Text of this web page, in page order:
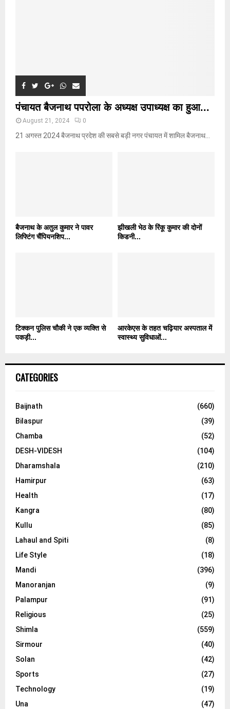
पंचायत बैजनाथ पपरोला के अध्यक्ष उपाध्यक्ष का हुआ...
August 21, 2024 0
21 अगस्त 2024 बैजनाथ प्रदेश की सबसे बड़ी नगर पंचायत में शामिल बैजनाथ...
बैजनाथ के अतुल कुमार ने पावर
लिफ्टिंग चैंपियनशिप...
झीखली भेठ के रिंकू कुमार की दोनों
किडनी...
टिक्कन पुलिस चौकी ने एक व्यक्ति से
पकड़ी...
आरकेएस के तहत चढ़ियार अस्पताल में
स्वास्थ्य सुविधाओं...
CATEGORIES
Baijnath
(660)
Bilaspur
(39)
Chamba
(52)
DESH-VIDESH
(104)
Dharamshala
(210)
Hamirpur
(63)
Health
(17)
Kangra
(80)
Kullu
(85)
Lahaul and Spiti
(8)
Life Style
(18)
Mandi
(396)
Manoranjan
(9)
Palampur
(91)
Religious
(25)
Shimla
(559)
Sirmour
(40)
Solan
(42)
Sports
(27)
Technology
(19)
Una
(47)